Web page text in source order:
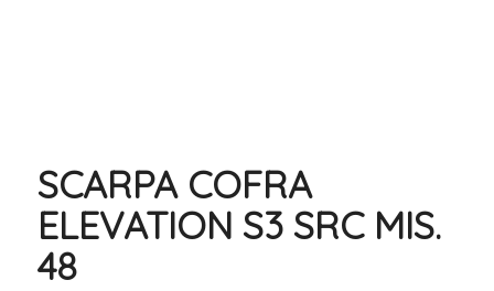
SCARPA COFRA
ELEVATION S3 SRC MIS.
48